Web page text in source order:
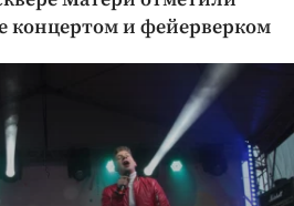
концертом и фейерверком